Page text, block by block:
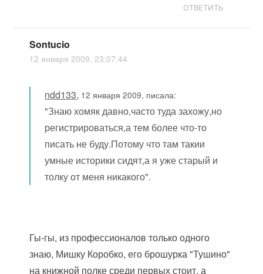
ОТВЕТИТЬ
Sontucio
12 января 2009, 23:07:44
ndd133, 12 января 2009, писала:
"Знаю хомяк давно,часто туда захожу,но
регистрироваться,а тем более что-то
писать не буду.Потому что там такии
умные историки сидят,а я уже старый и
толку от меня никакого".
Гы-гы, из профессионалов только одного
знаю, Мишку Коробко, его брошурка "Тушино"
на книжной полке среди первых стоит, а